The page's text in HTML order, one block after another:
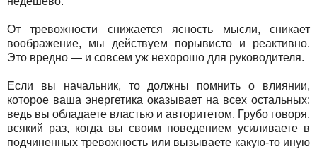
От тревожности снижается ясность мысли, сникает
воображение, мы действуем порывисто и реактивно.
Это вредно — и совсем уж нехорошо для руководителя.
Если вы начальник, то должны помнить о влиянии,
которое ваша энергетика оказывает на всех остальных:
ведь вы обладаете властью и авторитетом. Грубо говоря,
всякий раз, когда вы своим поведением усиливаете в
подчиненных тревожность или вызываете какую-то иную